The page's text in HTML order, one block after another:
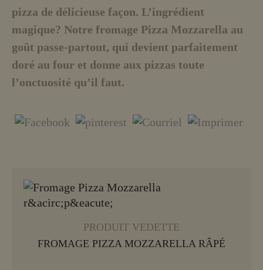
pizza de délicieuse façon. L’ingrédient
magique? Notre fromage Pizza Mozzarella au
goût passe-partout, qui devient parfaitement
doré au four et donne aux pizzas toute
l’onctuosité qu’il faut.
PRODUIT VEDETTE
FROMAGE PIZZA MOZZARELLA RÂPÉ